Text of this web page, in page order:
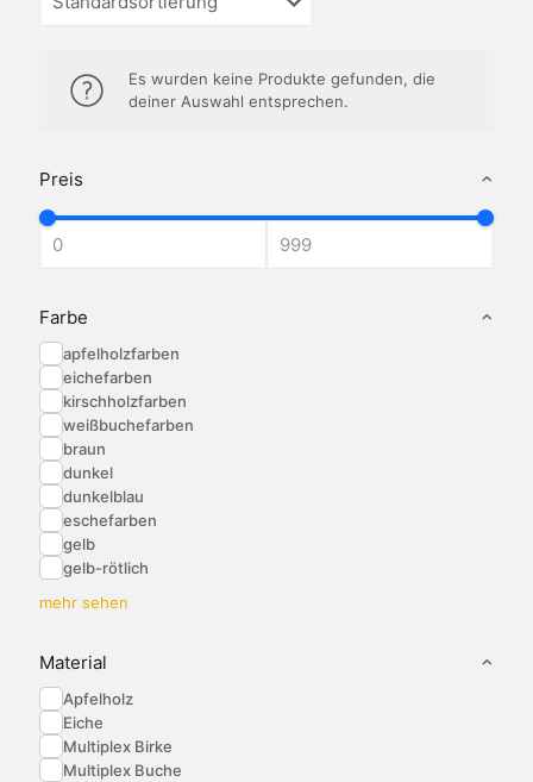
Preis
Farbe
apfelholzfarben
eichefarben
kirschholzfarben
weißbuchefarben
braun
dunkel
dunkelblau
eschefarben
gelb
gelb-rötlich
mehr sehen
Material
Apfelholz
Eiche
Multiplex Birke
Multiplex Buche
Es wurden keine Produkte gefunden, die
deiner Auswahl entsprechen.